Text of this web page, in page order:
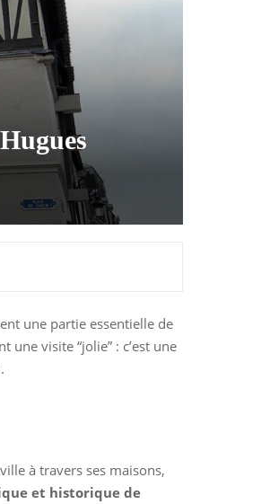
une partie essentielle de
visite “jolie” : c’est une
à travers ses maisons,
et historique de